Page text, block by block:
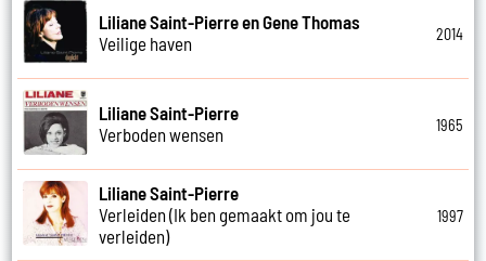
Liliane Saint-Pierre en Gene Thomas
Veilige haven
2014
Liliane Saint-Pierre
Verboden wensen
1965
Liliane Saint-Pierre
Verleiden (Ik ben gemaakt om jou te
verleiden)
1997